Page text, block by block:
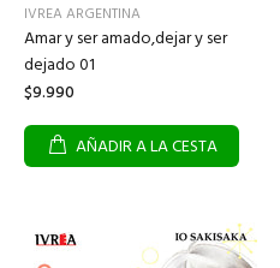
IVREA ARGENTINA
Amar y ser amado,dejar y ser
dejado 01
$9.990
AÑADIR A LA CESTA